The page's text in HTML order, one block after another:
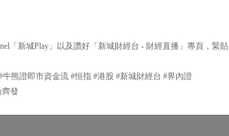
「新城Play」以及讚好「新城財經台 - 財經直播」專頁，緊貼
熊證即市資金流 #恒指 #港股 #新城財經台 #界內證
齊發